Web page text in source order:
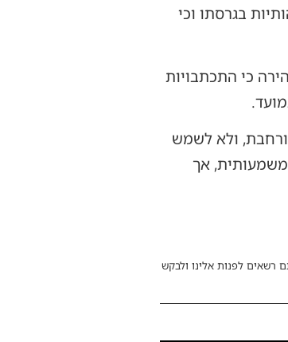
בגרסתו וכי
של כ-15 חודשים. הוועדה הבהירה כי התכתבויות
ולא לשמש
אך
רשאים לפנות אלינו ולבקש